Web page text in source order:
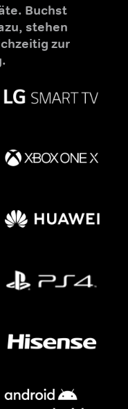
Buchst
stehen
zur